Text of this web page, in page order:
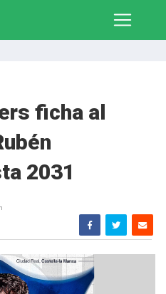
ficha al
2031